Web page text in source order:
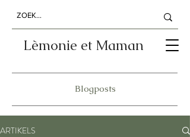
Lèmonie et Maman
Blogposts
ARTIKELS